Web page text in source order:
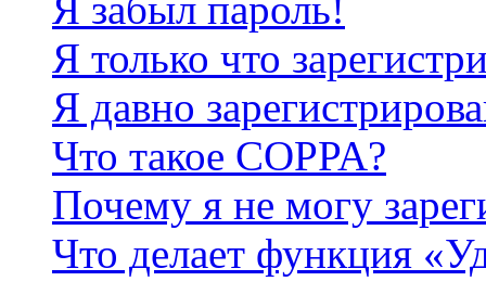
Я только что
Я давно
Что такое COPPA?
Почему я не могу
Что делает функция